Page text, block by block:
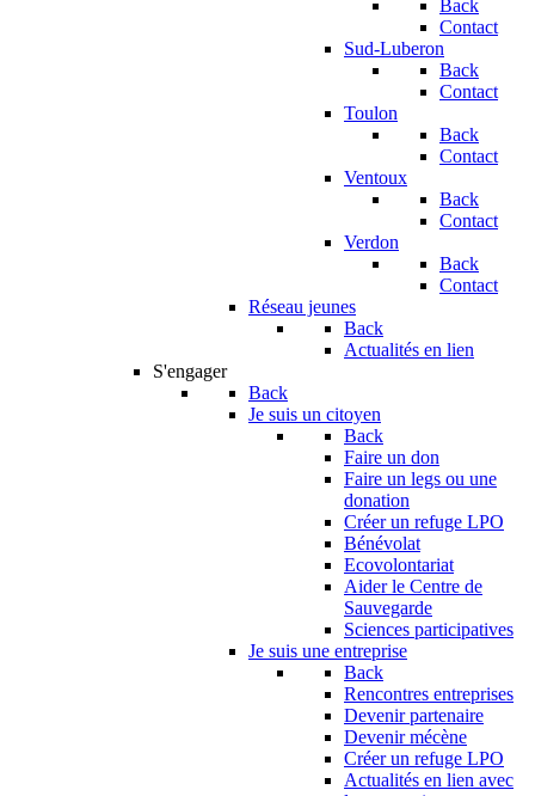
Back
Contact
Sud-Luberon
Back
Contact
Toulon
Back
Contact
Ventoux
Back
Contact
Verdon
Back
Contact
Réseau jeunes
Back
Actualités en lien
S'engager
Back
Je suis un citoyen
Back
Faire un don
Faire un legs ou une
donation
Créer un refuge LPO
Bénévolat
Ecovolontariat
Aider le Centre de
Sauvegarde
Sciences participatives
Je suis une entreprise
Back
Rencontres entreprises
Devenir partenaire
Devenir mécène
Créer un refuge LPO
Actualités en lien avec